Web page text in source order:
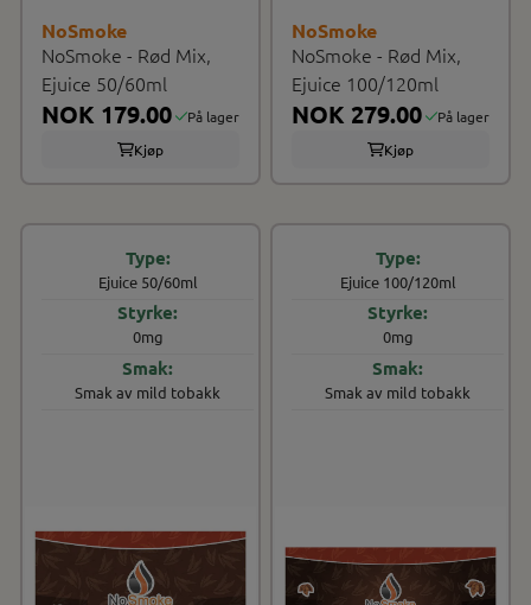
NoSmoke
NoSmoke - Rød Mix,
Ejuice 50/60ml
NOK 179.00
På lager
Kjøp
NoSmoke
NoSmoke - Rød Mix,
Ejuice 100/120ml
NOK 279.00
På lager
Kjøp
Ejuice 50/60ml
0mg
Smak av mild tobakk
Ejuice 100/120ml
0mg
Smak av mild tobakk